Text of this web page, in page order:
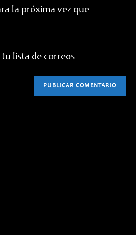
la próxima vez que
tu lista de correos